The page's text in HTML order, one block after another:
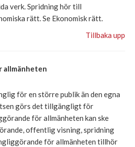
verk. Spridning hör till
rätt. Se Ekonomisk rätt.
Tillbaka upp
allmänheten
för en större publik än den egna
görs det tillgängligt för
för allmänheten kan ske
offentlig visning, spridning
för allmänheten tillhör